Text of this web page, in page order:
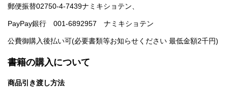
郵便振替02750-4-7439ナミキショテン、
PayPay銀行 001-6892957 ナミキショテン
公費御購入後払い可(必要書類等お知らせください 最低金額2千円)
書籍の購入について
商品引き渡し方法